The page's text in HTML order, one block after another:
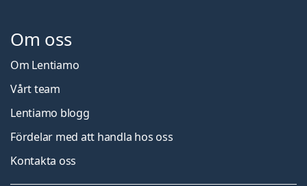
Om oss
Om Lentiamo
Vårt team
Lentiamo blogg
Fördelar med att handla hos oss
Kontakta oss